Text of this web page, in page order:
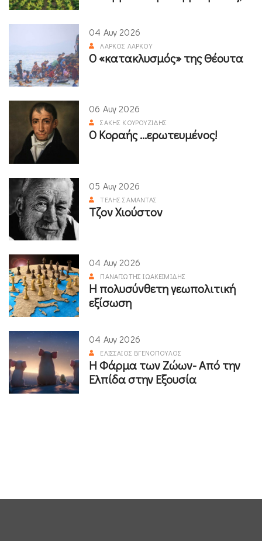
04 Αυγ 2026
ΛΆΡΚΟΣ ΛΆΡΚΟΥ
Ο «κατακλυσμός» της Θέουτα
06 Αυγ 2026
ΣΆΚΗΣ ΚΟΥΡΟΥΖΊΔΗΣ
Ο Κοραής ...ερωτευμένος!
05 Αυγ 2026
ΤΈΛΗΣ ΣΑΜΑΝΤΆΣ
Τζον Χιούστον
04 Αυγ 2026
ΠΑΝΑΓΙΏΤΗΣ ΙΩΑΚΕΙΜΊΔΗΣ
Η πολυσύνθετη γεωπολιτική
εξίσωση
04 Αυγ 2026
ΕΛΙΣΣΑΊΟΣ ΒΓΕΝΌΠΟΥΛΟΣ
Η Φάρμα των Ζώων- Από την
Ελπίδα στην Εξουσία